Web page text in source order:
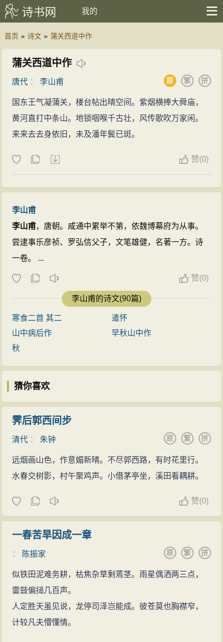
诗书网 我的
首页 » 诗文 » 蒲关西道中作
蒲关西道中作
唐代 ：李山甫 拼
繁
原
国东王气凝蒲关，楼台帖出晴空间。紫烟横捧大舜庙，
黄河直打中条山。地锁咽喉千古壮，风传歌吹万家闲。
来来去去身依旧，未及潘年鬓已斑。
赞(0)
李山甫
李山甫，唐朝。咸通中累举不第，依魏博幕府为从事。
尝逮事乐彦祯、罗弘信父子，文笔雄健，名著一方。诗
一卷。 ...
赞(0)
李山甫的诗文(90篇)
寒食二首 其二
遣怀
山中病后作
早秋山中作
秋
猜你喜欢
霁后郭西间步
清代 ： 朱钟 拼
繁
原
远烟画山色，作意媚新晴。不尽郭西路，有时花里行。
水春交树影，村午聚鸡声。小借茅亭坐，溪田看耦耕。
赞(0)
一春苦旱因成一章
： 陈振家 拼
繁
原
似铁田泥难务耕，枯焦杂草剩蔫茎。雨星偶洒两三点，
雷鼓偏搥几百声。
人定胜天虽见说，龙停司泽岂能成。彼苍莫也胸襟窄，
计较凡夫懵懂情。